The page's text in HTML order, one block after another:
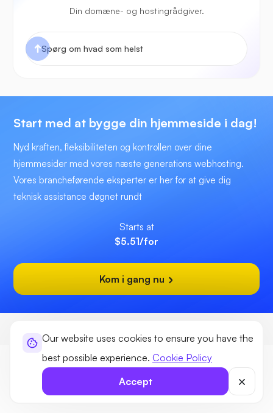
Our website uses cookies to ensure you have the
best possible experience. Cookie Policy
Accept
Din domæne- og hostingrådgiver.
Start med at bygge din hjemmeside i dag!
Nyd kraften, fleksibiliteten og kontrollen over dine
hjemmesider med vores næste generations webhosting.
Vores brancheførende eksperter er her for at give dig
teknisk assistance døgnet rundt
Starts at
$5.51/for
Kom i gang nu